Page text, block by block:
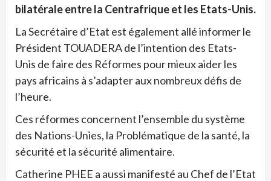
bilatérale entre la Centrafrique et les Etats-Unis.
La Secrétaire d’Etat est également allé informer le
Président TOUADERA de l’intention des Etats-
Unis de faire des Réformes pour mieux aider les
pays africains à s’adapter aux nombreux défis de
l’heure.
Ces réformes concernent l’ensemble du système
des Nations-Unies, la Problématique de la santé, la
sécurité et la sécurité alimentaire.
Catherine PHEE a aussi manifesté au Chef de l’Etat